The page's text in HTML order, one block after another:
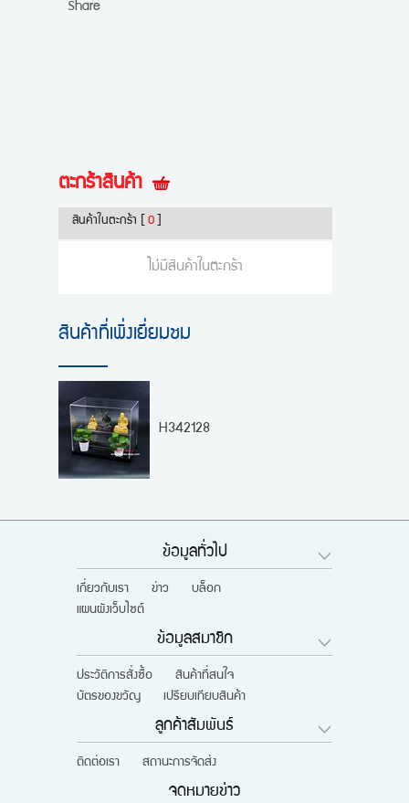
Share
ตะกร้าสินค้า
สินค้าในตะกร้า 0
ไม่มีสินค้าในตะกร้า
สินค้าที่เพิ่งเยี่ยมชม
H342128
ข้อมูลทั่วไป
เกี่ยวกับเรา ข่าว
บล็อก
แผนผังเว็บไซต์
ข้อมูลสมาชิก
ประวัติการสั่งซื้อ
สินค้าที่สนใจ
บัตรของขวัญ
เปรียบเทียบสินค้า
ลูกค้าสัมพันธ์
ติดต่อเรา สถานะการจัดส่ง
จดหมายข่าว